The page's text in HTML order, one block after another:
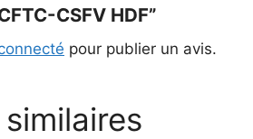
CSFV HDF”
pour publier un avis.